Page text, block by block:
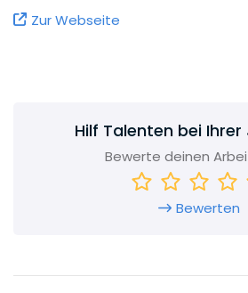
Zur Webseite
Hilf Talenten bei
Bewerte deinen
Bewerten